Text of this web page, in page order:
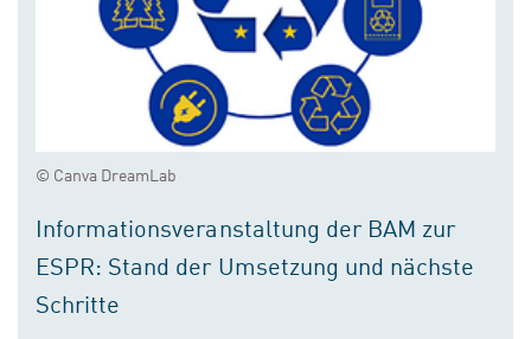
© Canva DreamLab
Informationsveranstaltung der BAM zur
ESPR: Stand der Umsetzung und nächste
Schritte